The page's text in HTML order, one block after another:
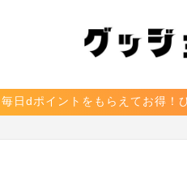
毎日dポイントをもらえてお得！